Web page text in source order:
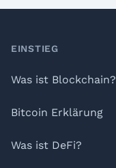
Footer
EINSTIEG
Was ist Blockchain?
Bitcoin Erklärung
Was ist DeFi?